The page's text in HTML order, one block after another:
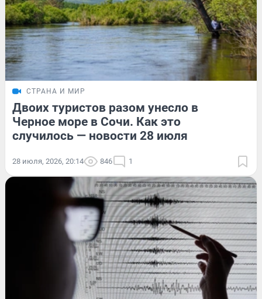
СТРАНА И МИР
Двоих туристов разом унесло в
Черное море в Сочи. Как это
случилось — новости 28 июля
28 июля, 2026, 20:14 846 1